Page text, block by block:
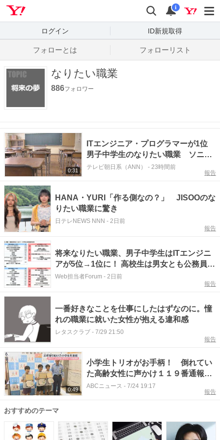
検索
通知
i
ログイン ID新規取得
フォローとは フォローリスト
なりたい職業
886フォロワー
0:31
ITエンジニア・プログラマーが1位
男子中学生のなりたい職業 ソニー
生命保険調べ
テレビ朝日系（ANN） - 23時間前
報告
HANA・YURI「作る側なの？」 JISOOのな
りたい職業に驚き
日テレNEWS NNN - 2日前
報告
将来なりたい職業、男子中学生はITエンジニ
アが5位→1位に！ 高校生は男女とも公務員が
トップ【ソニー生命調べ】
Web担当者Forum - 2日前
報告
一番好きなことを仕事にしたはずなのに。憧
れの職業に就いた女性が抱える違和感
レタスクラブ - 7/29 21:50
報告
0:49
小学生トリオがお手柄！ 倒れてい
た高齢女性に声かけ１１９番通報
将来の夢は「警察官」 神戸の小学
生５年生３人に「のじぎく賞」送ら
ABCニュース - 7/24 19:17
報告
おすすめのテーマ